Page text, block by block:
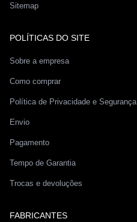
Sitemap
POLÍTICAS DO SITE
Sobre a empresa
Como comprar
Política de Privacidade e Segurança
Envio
Pagamento
Tempo de Garantia
Trocas e devoluções
FABRICANTES